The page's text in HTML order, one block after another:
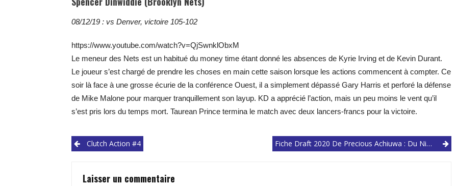
08/12/19 : vs Denver, victoire 105-102
https://www.youtube.com/watch?v=QjSwnklObxM
Le meneur des Nets est un habitué du money time étant donné les absences de Kyrie Irving et de Kevin Durant.
Le joueur s’est chargé de prendre les choses en main cette saison lorsque les actions commencent à compter. Ce
soir là face à une grosse écurie de la conférence Ouest, il a simplement dépassé Gary Harris et perforé la défense
de Mike Malone pour marquer tranquillement son layup. KD a apprécié l’action, mais un peu moins le vent qu’il
s’est pris lors du temps mort. Taurean Prince termina le match avec deux lancers-francs pour la victoire.
PostClutch Action #4 Fiche Draft 2020 De Precious Achiuwa : Du Nigéria Aux Bancs De La Fac De Memphis
Laisser un commentaire